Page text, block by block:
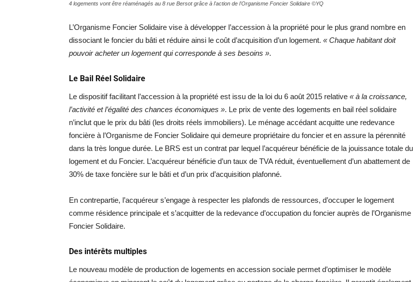
4 logements vont être réaménagés au 8 rue Bersot grâce à l'action de l'Organisme Foncier Solidaire ©YQ
L’Organisme Foncier Solidaire vise à développer l’accession à la propriété pour le plus grand nombre en
dissociant le foncier du bâti et réduire ainsi le coût d’acquisition d’un logement. « Chaque habitant doit
pouvoir acheter un logement qui corresponde à ses besoins ».
Le Bail Réel Solidaire
Le dispositif facilitant l’accession à la propriété est issu de la loi du 6 août 2015 relative « à la croissance,
l’activité et l’égalité des chances économiques ». Le prix de vente des logements en bail réel solidaire
n’inclut que le prix du bâti (les droits réels immobiliers). Le ménage accédant acquitte une redevance
foncière à l’Organisme de Foncier Solidaire qui demeure propriétaire du foncier et en assure la pérennité
dans la très longue durée. Le BRS est un contrat par lequel l’acquéreur bénéficie de la jouissance totale du
logement et du Foncier. L’acquéreur bénéficie d’un taux de TVA réduit, éventuellement d’un abattement de
30% de taxe foncière sur le bâti et d’un prix d’acquisition plafonné.
En contrepartie, l’acquéreur s’engage à respecter les plafonds de ressources, d’occuper le logement
comme résidence principale et s’acquitter de la redevance d’occupation du foncier auprès de l’Organisme
Foncier Solidaire.
Des intérêts multiples
Le nouveau modèle de production de logements en accession sociale permet d’optimiser le modèle